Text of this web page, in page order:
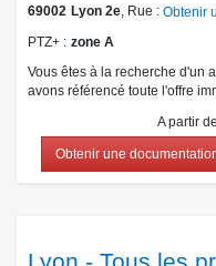
69002 Lyon 2e, Rue : Obtenir
PTZ+
zone A
Vous êtes à la recherche d'un
avons référencé toute l'offre
A partir de
Obtenir une